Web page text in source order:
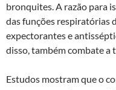
bronquites. A razão para
das funções respiratórias
expectorantes e
disso, também combate a
Estudos mostram que o